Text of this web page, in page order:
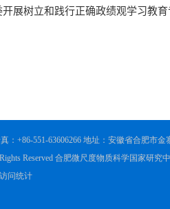
：+86-551-63606266 地址：安徽省合肥市金
Reserved 合肥微尺度物质科学国家研究
问统计